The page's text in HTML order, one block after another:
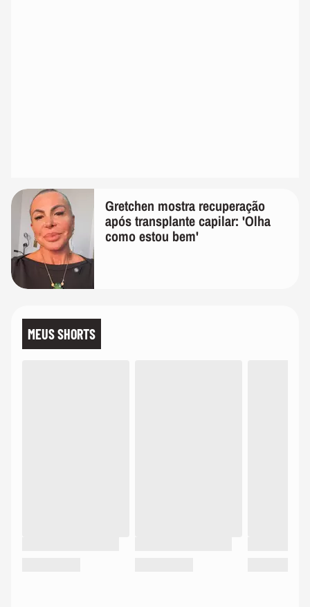
Gretchen mostra recuperação
após transplante capilar: 'Olha
como estou bem'
MEUS SHORTS